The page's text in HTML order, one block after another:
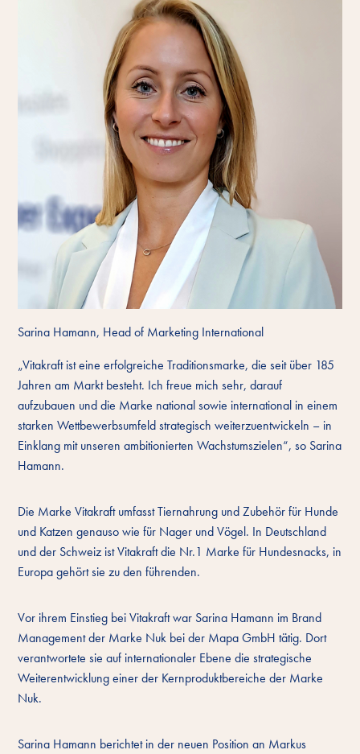
Sarina Hamann, Head of Marketing International
„Vitakraft ist eine erfolgreiche Traditionsmarke, die seit über 185
Jahren am Markt besteht. Ich freue mich sehr, darauf
aufzubauen und die Marke national sowie international in einem
starken Wettbewerbsumfeld strategisch weiterzuentwickeln – in
Einklang mit unseren ambitionierten Wachstumszielen“, so Sarina
Hamann.
Die Marke Vitakraft umfasst Tiernahrung und Zubehör für Hunde
und Katzen genauso wie für Nager und Vögel. In Deutschland
und der Schweiz ist Vitakraft die Nr.1 Marke für Hundesnacks, in
Europa gehört sie zu den führenden.
Vor ihrem Einstieg bei Vitakraft war Sarina Hamann im Brand
Management der Marke Nuk bei der Mapa GmbH tätig. Dort
verantwortete sie auf internationaler Ebene die strategische
Weiterentwicklung einer der Kernproduktbereiche der Marke
Nuk.
Sarina Hamann berichtet in der neuen Position an Markus